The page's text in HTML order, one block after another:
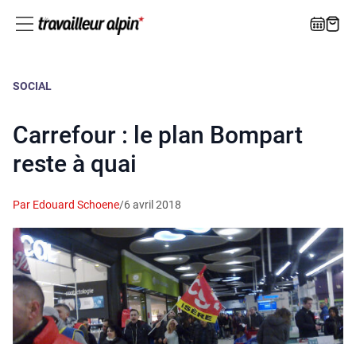
SOCIAL
Carrefour : le plan Bompart
reste à quai
Par Edouard Schoene/6 avril 2018